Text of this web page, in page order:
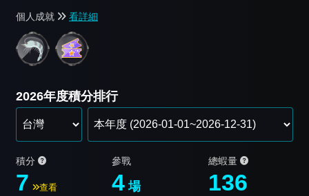
個人成就 看詳細
2026年度積分排行
積分
7 查看
參戰
4場
總蝦量
136